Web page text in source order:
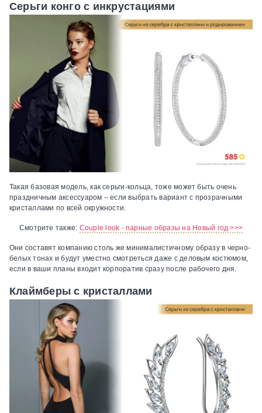
Серьги конго с инкрустациями
Такая базовая модель, как серьги-кольца, тоже может быть очень
праздничным аксессуаром – если выбрать вариант с прозрачными
кристаллами по всей окружности.
Смотрите также: Couple look - парные образы на Новый год >>>
Они составят компанию столь же минималистичному образу в черно-
белых тонах и будут уместно смотреться даже с деловым костюмом,
если в ваши планы входит корпоратив сразу после рабочего дня.
Клаймберы с кристаллами